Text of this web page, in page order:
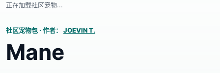
正在加载社区宠物...
社区宠物包 · 作者： JOEVIN T.
Mane